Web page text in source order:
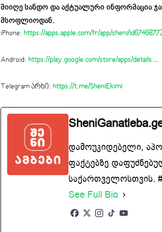
მიიღე სანდო და აქტუალური ინფორმაცია
მსოფლიოდან.
iPhone: https://apps.apple.com/fr/app/sheni/
Android: https://play.google.com/store/apps/details…
Telegram არხი: https://t.me/SheniEkimi
დამოუკიდებელი,
ფაქტებზე
საქართველოსთვის.
See Full Bio